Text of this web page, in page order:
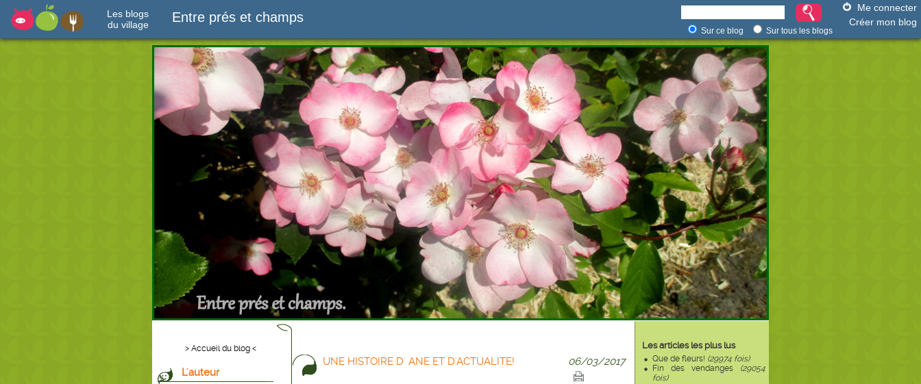
Les blogs
du village
Entre prés et champs
Me connecter
Créer mon blog
Sur ce blog Sur tous les blogs
Les articles les plus lus
Que de fleurs! (29974 fois)
Fin des vendanges (29054
fois)
> Accueil du blog <
L'auteur
UNE HISTOIRE D' ANE ET D'ACTUALITE! 06/03/2017